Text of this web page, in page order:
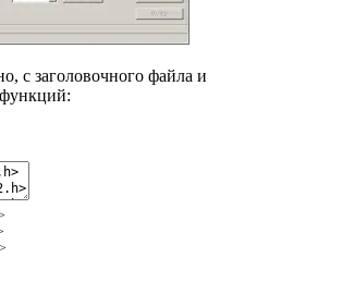
с заголовочного файла и